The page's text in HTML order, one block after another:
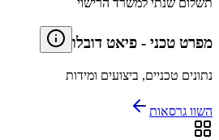
תשלום שנתי למשרד הרישוי
מפרט טכני - פיאט דובלו
נתונים טכניים, ביצועים ומידות
השוו גרסאות